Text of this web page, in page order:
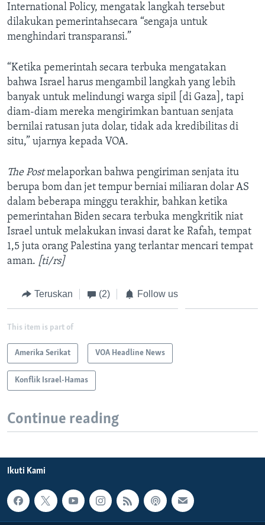
International Policy, mengatak langkah tersebut
dilakukan pemerintahsecara “sengaja untuk
menghindari transparansi.”
“Ketika pemerintah secara terbuka mengatakan
bahwa Israel harus mengambil langkah yang lebih
banyak untuk melindungi warga sipil [di Gaza], tapi
diam-diam mereka mengirimkan bantuan senjata
bernilai ratusan juta dolar, tidak ada kredibilitas di
situ,” ujarnya kepada VOA.
The Postmelaporkan bahwa pengiriman senjata itu
berupa bom dan jet tempur berniai miliaran dolar AS
dalam beberapa minggu terakhir, bahkan ketika
pemerintahan Biden secara terbuka mengkritik niat
Israel untuk melakukan invasi darat ke Rafah, tempat
1,5 juta orang Palestina yang terlantar mencari tempat
aman. [ti/rs]
Teruskan (2) Follow us
This item is part of
Amerika Serikat VOA Headline News
Konflik Israel-Hamas
Continue reading
Ikuti Kami